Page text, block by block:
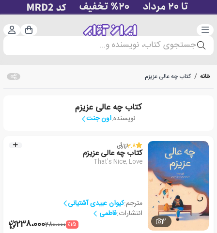
دسته‌بندی سبد
جستجوی کتاب، نویسنده و...
خانه / کتاب چه عالی عزیزم
کتاب چه عالی عزیزم
نویسنده:اون جنت
2
3.8از1رأی
کتاب چه عالی عزیزم
That's Nice, Love
مترجم:کیوان عبیدی آشتیانی
انتشارات:فاطمی
٪15280،000238،000